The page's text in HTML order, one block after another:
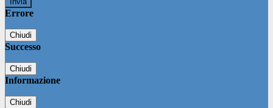
Errore
Chiudi
Successo
Chiudi
Informazione
Chiudi